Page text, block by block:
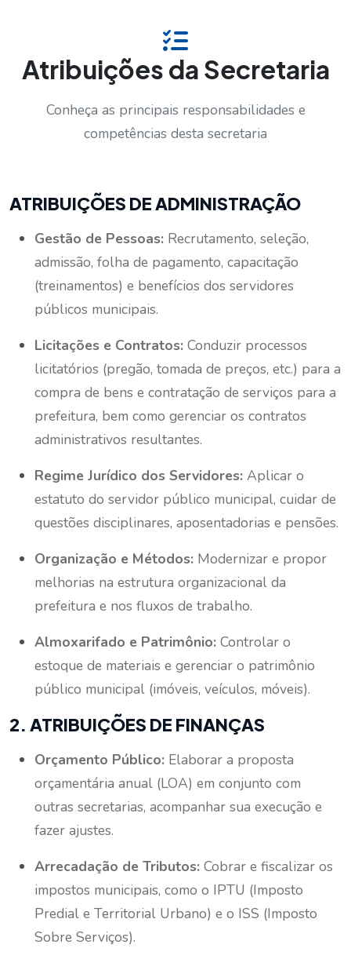
Atribuições da Secretaria
Conheça as principais responsabilidades e
competências desta secretaria
ATRIBUIÇÕES DE ADMINISTRAÇÃO
Gestão de Pessoas: Recrutamento, seleção,
admissão, folha de pagamento, capacitação
(treinamentos) e benefícios dos servidores
públicos municipais.
Licitações e Contratos: Conduzir processos
licitatórios (pregão, tomada de preços, etc.) para a
compra de bens e contratação de serviços para a
prefeitura, bem como gerenciar os contratos
administrativos resultantes.
Regime Jurídico dos Servidores: Aplicar o
estatuto do servidor público municipal, cuidar de
questões disciplinares, aposentadorias e pensões.
Organização e Métodos: Modernizar e propor
melhorias na estrutura organizacional da
prefeitura e nos fluxos de trabalho.
Almoxarifado e Patrimônio: Controlar o
estoque de materiais e gerenciar o patrimônio
público municipal (imóveis, veículos, móveis).
2. ATRIBUIÇÕES DE FINANÇAS
Orçamento Público: Elaborar a proposta
orçamentária anual (LOA) em conjunto com
outras secretarias, acompanhar sua execução e
fazer ajustes.
Arrecadação de Tributos: Cobrar e fiscalizar os
impostos municipais, como o IPTU (Imposto
Predial e Territorial Urbano) e o ISS (Imposto
Sobre Serviços).